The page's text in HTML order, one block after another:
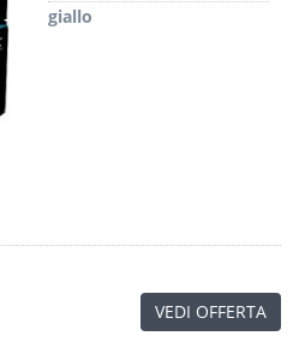
giallo
VEDI OFFERTA